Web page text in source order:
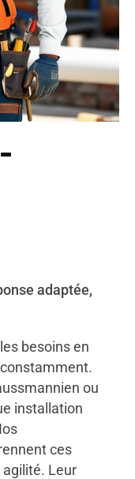
adaptée,
besoins en
ou
installation
ces
agilité. Leur